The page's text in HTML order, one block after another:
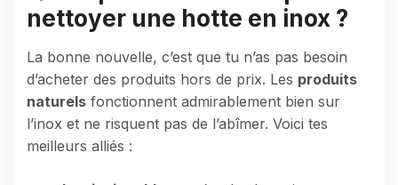
nettoyer une hotte en inox ?
La bonne nouvelle, c’est que tu n’as pas besoin
d’acheter des produits hors de prix. Les produits
naturels fonctionnent admirablement bien sur
l’inox et ne risquent pas de l’abîmer. Voici tes
meilleurs alliés :